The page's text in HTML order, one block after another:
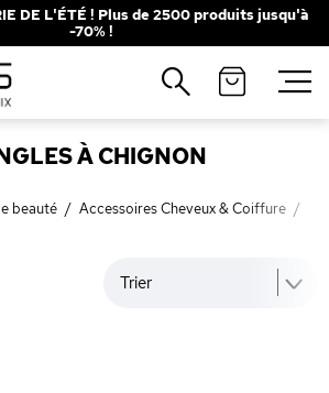
DE L'ÉTÉ ! Plus de 2500 produits jusqu'à
-70% !
À CHIGNON
beauté / Accessoires Cheveux & Coiffure /
Trier
Fermer
populaires
Palette
Brumes
Fermer
populaires
Palette
Brumes